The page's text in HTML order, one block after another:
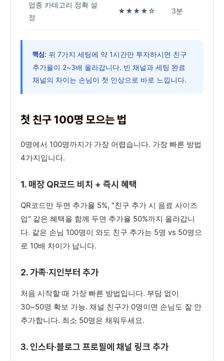
업종 카테고리 정확 설
정
★★★★☆ 3분
핵심: 위 7가지 세팅에 약 1시간만 투자하시면 친구
추가율이 2~3배 올라갑니다. 빈 채널과 세팅 완료
채널의 차이는 손님이 첫 인상으로 바로 느낍니다.
첫 친구 100명 모으는 법
0명에서 100명까지가 가장 어렵습니다. 가장 빠른 방법
4가지입니다.
1. 매장 QR코드 비치 + 즉시 혜택
QR코드만 두면 추가율 5%, "친구 추가 시 음료 사이즈
업" 같은 혜택을 함께 두면 추가율 50%까지 올라갑니
다. 같은 손님 100명이 와도 친구 추가는 5명 vs 50명으
로 10배 차이가 납니다.
2. 가족·지인부터 추가
처음 시작할 때 가장 빠른 방법입니다. 부담 없이
30~50명 확보 가능. 채널 친구가 0명이면 손님도 잘 안
추가합니다. 최소 50명은 채워두세요.
3. 인스타·블로그 프로필에 채널 링크 추가